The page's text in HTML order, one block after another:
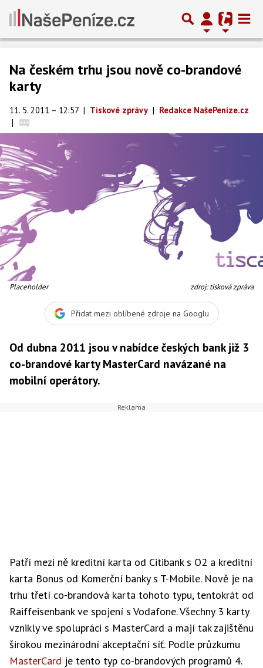
Na českém trhu jsou nově co-brandové
karty
11. 5. 2011 – 12:57 | Tiskové zprávy | Redakce NašePeníze.cz
|
Placeholder zdroj: tisková zpráva
Přidat mezi oblíbené zdroje na Googlu
Od dubna 2011 jsou v nabídce českých bank již 3
co-brandové karty MasterCard navázané na
mobilní operátory.
Patří mezi ně kreditní karta od Citibank s O2 a kreditní
karta Bonus od Komerční banky s T-Mobile. Nově je na
trhu třetí co-brandová karta tohoto typu, tentokrát od
Raiffeisenbank ve spojení s Vodafone. Všechny 3 karty
vznikly ve spolupráci s MasterCard a mají tak zajištěnu
širokou mezinárodní akceptační síť. Podle průzkumu
MasterCard je tento typ co-brandových programů 4.